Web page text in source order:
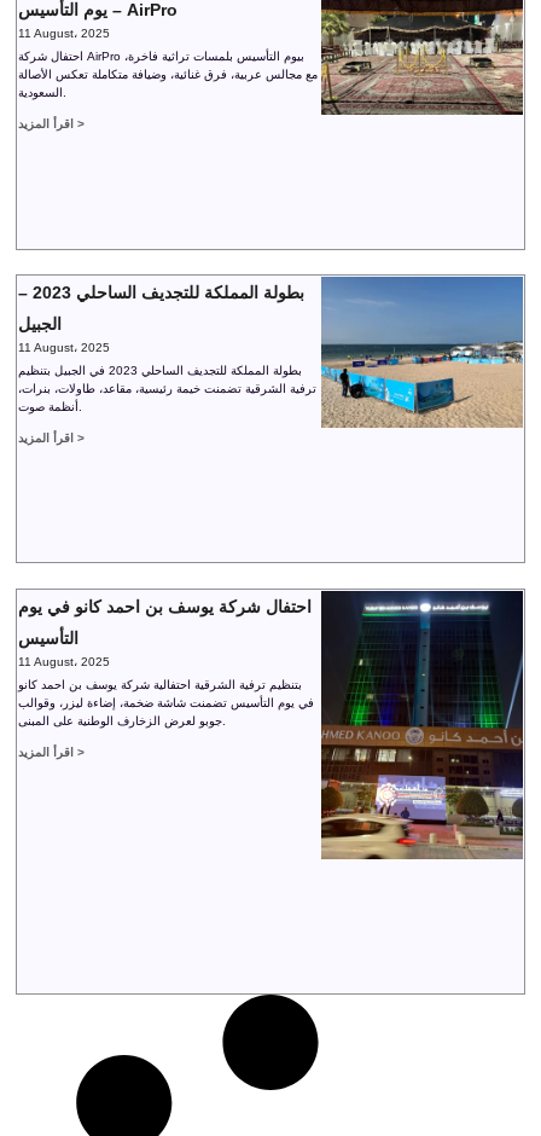
يوم التأسيس – AirPro
11 August، 2025
احتفال شركة AirPro بيوم التأسيس بلمسات تراثية فاخرة،
مع مجالس عربية، فرق غنائية، وضيافة متكاملة تعكس الأصالة
اقرأ المزيد >
بطولة المملكة للتجديف الساحلي 2023 –
الجبيل
11 August، 2025
بطولة المملكة للتجديف الساحلي 2023 في الجبيل بتنظيم
ترفية الشرقية تضمنت خيمة رئيسية، مقاعد، طاولات، بنرات،
أنظمة صوت.
اقرأ المزيد >
احتفال شركة يوسف بن احمد كانو في يوم
التأسيس
11 August، 2025
بتنظيم ترفية الشرقية احتفالية شركة يوسف بن احمد كانو
في يوم التأسيس تضمنت شاشة ضخمة، إضاءة ليزر، وقوالب
اقرأ المزيد >